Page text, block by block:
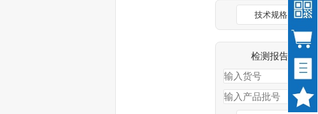
技术规格说明书
检测报告(COA)